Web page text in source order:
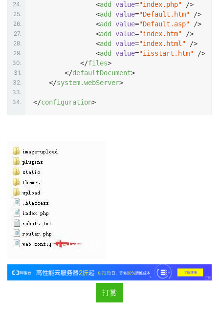
24.
25.
26.
27.
28.
29.
30.
31.
32.
33.
34.
<add value="index.php" />
<add value="Default.htm" />
<add value="Default.asp" />
<add value="index.htm" />
<add value="index.html" />
<add value="iisstart.htm" />
</files>
</defaultDocument>
</system.webServer>
</configuration>
打赏